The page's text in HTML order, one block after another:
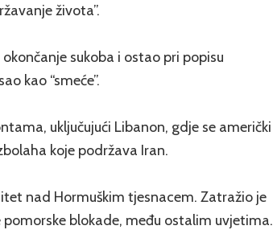
života”.
sukoba i ostao pri popisu
kao “smeće”.
uključujući Libanon, gdje se američki
koje podržava Iran.
nad Hormuškim tjesnacem. Zatražio je
blokade, među ostalim uvjetima.